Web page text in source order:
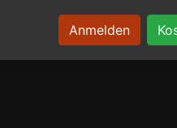
Anmelden